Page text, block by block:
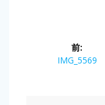
前:
IMG_5569